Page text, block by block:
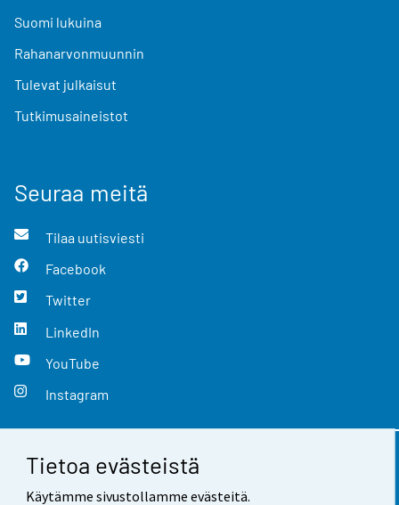
Tietoa evästeistä
Käytämme sivustollamme evästeitä.
Suomi lukuina
Rahanarvonmuunnin
Tulevat julkaisut
Tutkimusaineistot
Seuraa meitä
Tilaa uutisviesti
Facebook
Twitter
LinkedIn
YouTube
Instagram
Yhteystiedot